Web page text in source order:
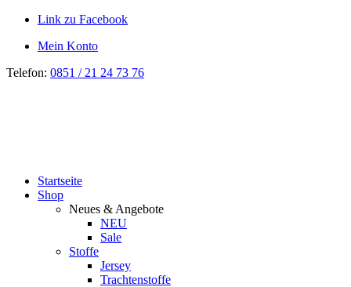
Link zu Facebook
Mein Konto
Telefon: 0851 / 21 24 73 76
Startseite
Shop
Neues & Angebote
NEU
Sale
Stoffe
Jersey
Trachtenstoffe